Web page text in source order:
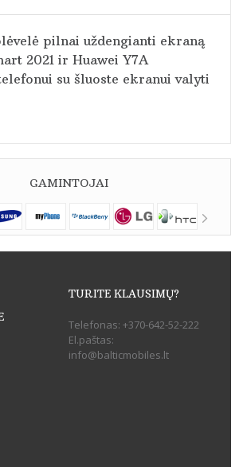
pilnai uždengianti ekraną
2021 ir Huawei Y7A
su šluoste ekranui valyti
GAMINTOJAI
TURITE KLAUSIMŲ?
Telefonas: +370-642-52-222
El.paštas:
info@balticmobiles.lt